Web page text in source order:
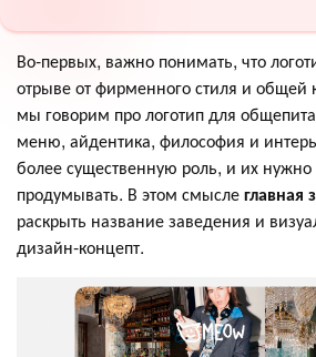
Во-первых, важно понимать, что
отрыве от фирменного стиля и общей
мы говорим про логотип для
меню, айдентика, философия и
более существенную роль, и их
продумывать. В этом смыслеглавная
раскрыть название заведения и
дизайн-концепт.